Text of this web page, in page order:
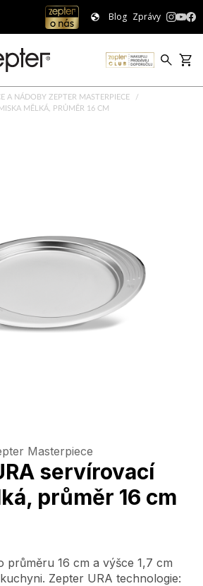
Blog Zprávy
A NÁDOBY ZEPTER MASTERPIECE
MĚLKÁ, PRŮMĚR 16 CM
Masterpiece
servírovací
průměr 16 cm
průměru 16 cm a výšce 1,7 cm
Zepter URA technologie: